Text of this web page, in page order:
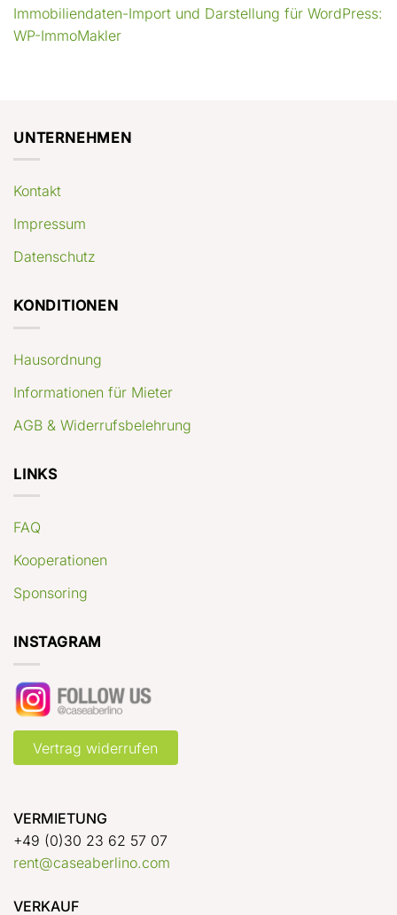
Immobiliendaten-Import und Darstellung für WordPress:
WP-ImmoMakler
UNTERNEHMEN
Kontakt
Impressum
Datenschutz
KONDITIONEN
Hausordnung
Informationen für Mieter
AGB & Widerrufsbelehrung
LINKS
FAQ
Kooperationen
Sponsoring
INSTAGRAM
Vertrag widerrufen
VERMIETUNG
+49 (0)30 23 62 57 07
rent@caseaberlino.com
VERKAUF